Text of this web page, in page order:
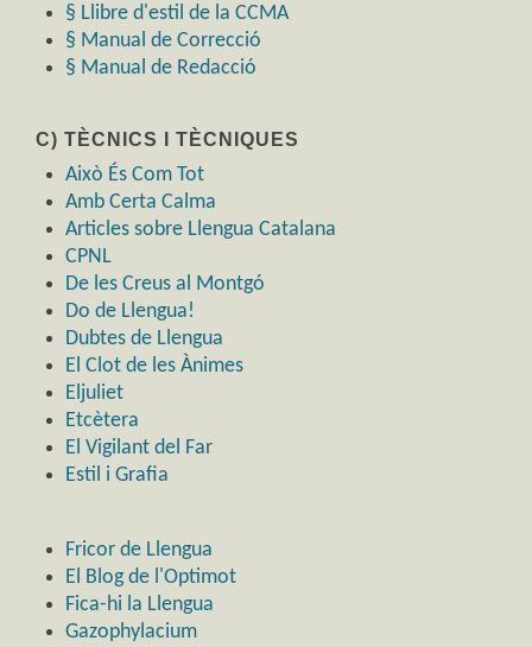
§ Llibre d'estil de la CCMA
§ Manual de Correcció
§ Manual de Redacció
C) TÈCNICS I TÈCNIQUES
Això És Com Tot
Amb Certa Calma
Articles sobre Llengua Catalana
CPNL
De les Creus al Montgó
Do de Llengua!
Dubtes de Llengua
El Clot de les Ànimes
Eljuliet
Etcètera
El Vigilant del Far
Estil i Grafia
Fricor de Llengua
El Blog de l'Optimot
Fica-hi la Llengua
Gazophylacium